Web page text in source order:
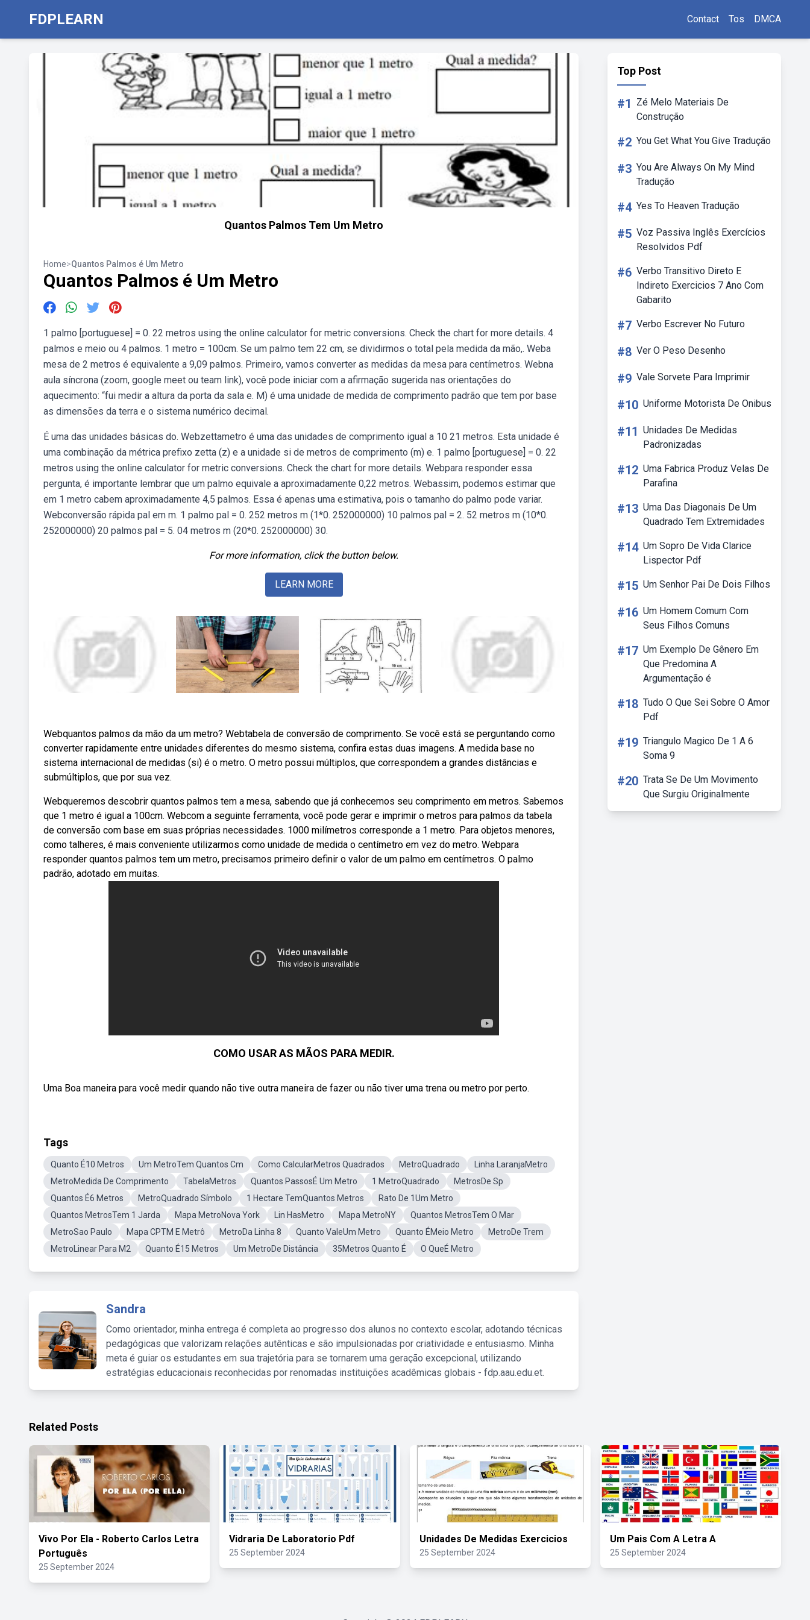
FDPLEARN Contact Tos DMCA
Quantos Palmos Tem Um Metro
Home>Quantos Palmos é Um Metro
Quantos Palmos é Um Metro
1 palmo [portuguese] = 0. 22 metros using the online calculator for metric conversions. Check the chart for more details. 4
palmos e meio ou 4 palmos. 1 metro = 100cm. Se um palmo tem 22 cm, se dividirmos o total pela medida da mão,. Weba
mesa de 2 metros é equivalente a 9,09 palmos. Primeiro, vamos converter as medidas da mesa para centímetros. Webna
aula síncrona (zoom, google meet ou team link), você pode iniciar com a afirmação sugerida nas orientações do
aquecimento: “fui medir a altura da porta da sala e. M) é uma unidade de medida de comprimento padrão que tem por base
as dimensões da terra e o sistema numérico decimal.
É uma das unidades básicas do. Webzettametro é uma das unidades de comprimento igual a 10 21 metros. Esta unidade é
uma combinação da métrica prefixo zetta (z) e a unidade si de metros de comprimento (m) e. 1 palmo [portuguese] = 0. 22
metros using the online calculator for metric conversions. Check the chart for more details. Webpara responder essa
pergunta, é importante lembrar que um palmo equivale a aproximadamente 0,22 metros. Webassim, podemos estimar que
em 1 metro cabem aproximadamente 4,5 palmos. Essa é apenas uma estimativa, pois o tamanho do palmo pode variar.
Webconversão rápida pal em m. 1 palmo pal = 0. 252 metros m (1*0. 252000000) 10 palmos pal = 2. 52 metros m (10*0.
252000000) 20 palmos pal = 5. 04 metros m (20*0. 252000000) 30.
For more information, click the button below.
LEARN MORE
Webquantos palmos da mão da um metro? Webtabela de conversão de comprimento. Se você está se perguntando como
converter rapidamente entre unidades diferentes do mesmo sistema, confira estas duas imagens. A medida base no
sistema internacional de medidas (si) é o metro. O metro possui múltiplos, que correspondem a grandes distâncias e
submúltiplos, que por sua vez.
Webqueremos descobrir quantos palmos tem a mesa, sabendo que já conhecemos seu comprimento em metros. Sabemos
que 1 metro é igual a 100cm. Webcom a seguinte ferramenta, você pode gerar e imprimir o metros para palmos da tabela
de conversão com base em suas próprias necessidades. 1000 milímetros corresponde a 1 metro. Para objetos menores,
como talheres, é mais conveniente utilizarmos como unidade de medida o centímetro em vez do metro. Webpara
responder quantos palmos tem um metro, precisamos primeiro definir o valor de um palmo em centímetros. O palmo
padrão, adotado em muitas.
COMO USAR AS MÃOS PARA MEDIR.
Uma Boa maneira para você medir quando não tive outra maneira de fazer ou não tiver uma trena ou metro por perto.
Tags
Quanto É10 Metros Um MetroTem Quantos Cm Como CalcularMetros Quadrados MetroQuadrado
Linha LaranjaMetro
MetroMedida De Comprimento
TabelaMetros Quantos PassosÉ Um Metro 1 MetroQuadrado
MetrosDe Sp
Quantos É6 Metros
MetroQuadrado Símbolo 1 Hectare TemQuantos Metros
Rato De 1Um Metro
Quantos MetrosTem 1 Jarda
Mapa MetroNova York Lin HasMetro Mapa MetroNY
Quantos MetrosTem O Mar
MetroSao Paulo
Mapa CPTM E Metrô MetroDa Linha 8 Quanto ValeUm Metro Quanto ÉMeio Metro
MetroDe Trem
MetroLinear Para M2
Quanto É15 Metros Um MetroDe Distância 35Metros Quanto É O QueÉ Metro
Sandra
Como orientador, minha entrega é completa ao progresso dos alunos no contexto escolar, adotando técnicas
pedagógicas que valorizam relações autênticas e são impulsionadas por criatividade e entusiasmo. Minha
meta é guiar os estudantes em sua trajetória para se tornarem uma geração excepcional, utilizando
estratégias educacionais reconhecidas por renomadas instituições acadêmicas globais - fdp.aau.edu.et.
Top Post
#1
Zé Melo Materiais De
Construção
#2 You Get What You Give Tradução
#3 You Are Always On My Mind
Tradução
#4 Yes To Heaven Tradução
#5 Voz Passiva Inglês Exercícios
Resolvidos Pdf
#6 Verbo Transitivo Direto E
Indireto Exercicios 7 Ano Com
Gabarito
#7 Verbo Escrever No Futuro
#8 Ver O Peso Desenho
#9 Vale Sorvete Para Imprimir
#10 Uniforme Motorista De Onibus
#11 Unidades De Medidas
Padronizadas
#12 Uma Fabrica Produz Velas De
Parafina
#13 Uma Das Diagonais De Um
Quadrado Tem Extremidades
#14 Um Sopro De Vida Clarice
Lispector Pdf
#15 Um Senhor Pai De Dois Filhos
#16 Um Homem Comum Com
Seus Filhos Comuns
#17 Um Exemplo De Gênero Em
Que Predomina A
Argumentação é
#18 Tudo O Que Sei Sobre O Amor
Pdf
#19 Triangulo Magico De 1 A 6
Soma 9
#20 Trata Se De Um Movimento
Que Surgiu Originalmente
Related Posts
Vivo Por Ela - Roberto Carlos Letra
Português
25 September 2024
Vidraria De Laboratorio Pdf
25 September 2024
Unidades De Medidas Exercicios
25 September 2024
Um Pais Com A Letra A
25 September 2024